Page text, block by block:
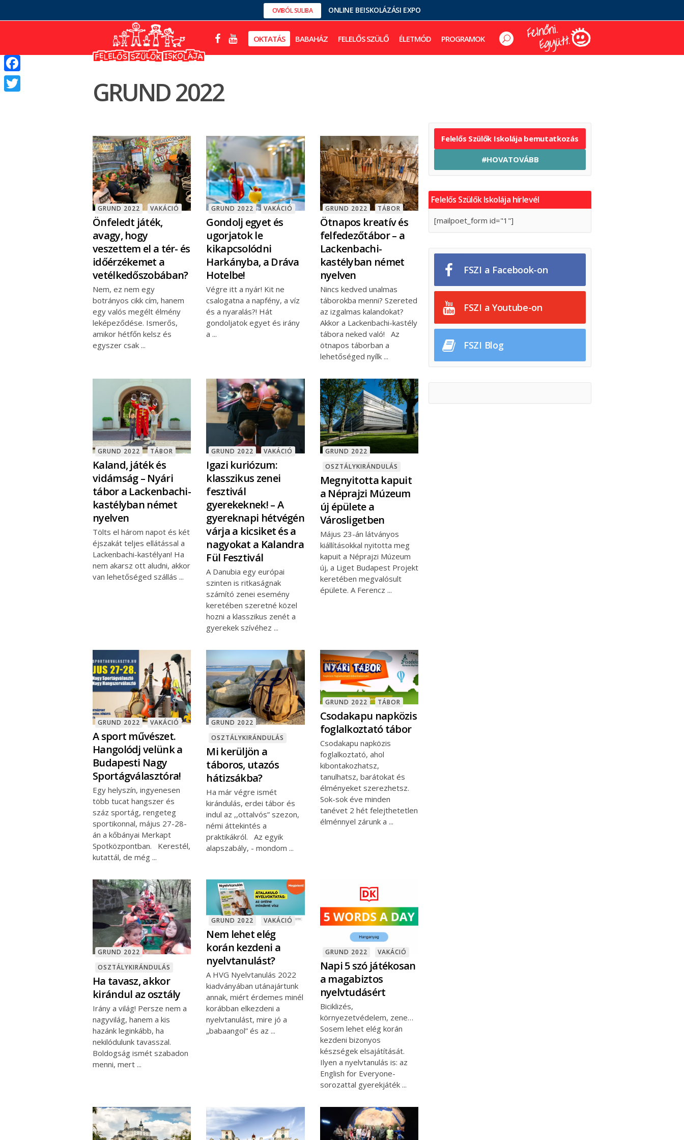
OVIBÓL SULIBA ONLINE BEISKOLÁZÁSI EXPO
OKTATÁS BABAHÁZ FELELŐS SZÜLŐ ÉLETMÓD PROGRAMOK
GRUND 2022
GRUND 2022 VAKÁCIÓ
Önfeledt játék,
avagy, hogy
veszettem el a tér- és
időérzékemet a
vetélkedőszobában?
Nem, ez nem egy
botrányos cikk cím, hanem
egy valós megélt élmény
leképeződése. Ismerős,
amikor hétfőn kelsz és
egyszer csak
GRUND 2022 VAKÁCIÓ
Gondolj egyet és
ugorjatok le
kikapcsolódni
Harkányba, a Dráva
Hotelbe!
Végre itt a nyár! Kit ne
csalogatna a napfény, a víz
és a nyaralás?! Hát
gondoljatok egyet és irány
a
GRUND 2022 TÁBOR
Ötnapos kreatív és
felfedezőtábor – a
Lackenbachi-
kastélyban német
nyelven
Nincs kedved unalmas
táborokba menni? Szereted
az izgalmas kalandokat?
Akkor a Lackenbachi-kastély
tábora neked való! Az
ötnapos táborban a
lehetőséged nyílk
GRUND 2022 TÁBOR
Kaland, játék és
vidámság – Nyári
tábor a Lackenbachi-
kastélyban német
nyelven
Tölts el három napot és két
éjszakát teljes ellátással a
Lackenbachi-kastélyan! Ha
nem akarsz ott aludni, akkor
van lehetőséged szállás
GRUND 2022 VAKÁCIÓ
Igazi kuriózum:
klasszikus zenei
fesztivál
gyerekeknek! – A
gyereknapi hétvégén
várja a kicsiket és a
nagyokat a Kalandra
Fül Fesztivál
A Danubia egy európai
szinten is ritkaságnak
számító zenei esemény
keretében szeretné közel
hozni a klasszikus zenét a
gyerekek szívéhez
GRUND 2022
OSZTÁLYKIRÁNDULÁS
Megnyitotta kapuit
a Néprajzi Múzeum
új épülete a
Városligetben
Május 23-án látványos
kiállításokkal nyitotta meg
kapuit a Néprajzi Múzeum
új, a Liget Budapest Projekt
keretében megvalósult
épülete. A Ferencz
GRUND 2022 VAKÁCIÓ
A sport művészet.
Hangolódj velünk a
Budapesti Nagy
Sportágválasztóra!
Egy helyszín, ingyenesen
több tucat hangszer és
száz sportág, rengeteg
sportikonnal, május 27-28-
án a kőbányai Merkapt
Spotközpontban. Kerestél,
kutattál, de még
GRUND 2022
OSZTÁLYKIRÁNDULÁS
Mi kerüljön a
táboros, utazós
hátizsákba?
Ha már végre ismét
kirándulás, erdei tábor és
indul az ,,ottalvós” szezon,
némi áttekintés a
praktikákról. Az egyik
alapszabály, - mondom
GRUND 2022 TÁBOR
Csodakapu napközis
foglalkoztató tábor
Csodakapu napközis
foglalkoztató, ahol
kibontakozhatsz,
tanulhatsz, barátokat és
élményeket szerezhetsz.
Sok-sok éve minden
tanévet 2 hét felejthetetlen
élménnyel zárunk a
GRUND 2022
OSZTÁLYKIRÁNDULÁS
Ha tavasz, akkor
kirándul az osztály
Irány a világ! Persze nem a
nagyvilág, hanem a kis
hazánk leginkább, ha
nekilódulunk tavasszal.
Boldogság ismét szabadon
menni, mert
GRUND 2022 VAKÁCIÓ
Nem lehet elég
korán kezdeni a
nyelvtanulást?
A HVG Nyelvtanulás 2022
kiadványában utánajártunk
annak, miért érdemes minél
korábban elkezdeni a
nyelvtanulást, mire jó a
„babaangol” és az
GRUND 2022 VAKÁCIÓ
Napi 5 szó játékosan
a magabiztos
nyelvtudásért
Biciklizés,
környezetvédelem, zene…
Sosem lehet elég korán
kezdeni bizonyos
készségek elsajátítását.
Ilyen a nyelvtanulás is: az
English for Everyone-
sorozattal gyerekjáték
Felelős Szülők Iskolája bemutatkozás
#HOVATOVÁBB
Felelős Szülők Iskolája hírlevél
[mailpoet_form id="1"]
FSZI a Facebook-on
FSZI a Youtube-on
FSZI Blog
Facebook